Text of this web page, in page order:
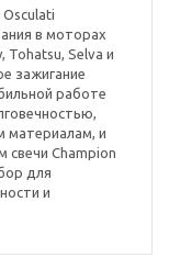
Osculati
в моторах
Tohatsu, Selva и
зажигание
работе
материалам, и
свечи Champion
для
и